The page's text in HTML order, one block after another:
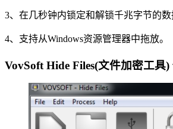
3、在几秒钟内锁定和解锁千兆字节的数
4、支持从Windows资源管理器中拖放。
VovSoft Hide Files(文件加密工具